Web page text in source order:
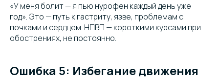
«У меня болит — я пью нурофен каждый день уже
год». Это — путь к гастриту, язве, проблемам с
почками и сердцем. НПВП — короткими курсами при
обострениях, не постоянно.
Ошибка 5: Избегание движения